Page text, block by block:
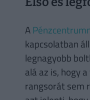
A
kapcsolatban
legnagyobb
alá az is, hogy
rangsorát sem